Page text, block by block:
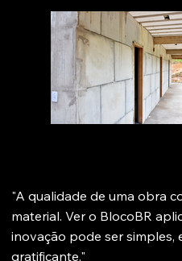
"A qualidade de uma obra
material. Ver o BlocoBR
inovação pode ser simples,
gratificante."